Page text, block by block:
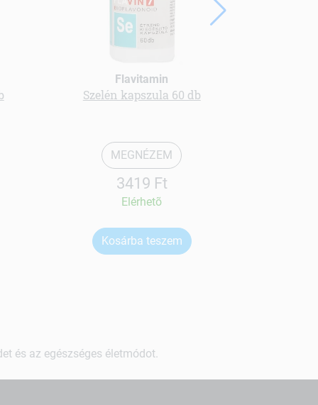
Flavitamin
Szelén kapszula 60 db
MEGNÉZEM
3419 Ft
Elérhetõ
Kosárba teszem
és az egészséges életmódot.